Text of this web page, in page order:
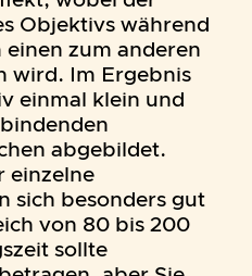
Objektivs während
zum anderen
wird. Im Ergebnis
einmal klein und
abgebildet.
einzelne
sich besonders gut
von 80 bis 200
sollte